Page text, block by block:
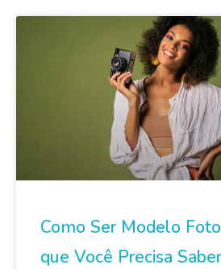
Como Ser Modelo
que Você Precisa